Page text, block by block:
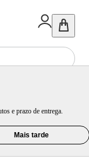
e prazo de entrega.
Mais tarde